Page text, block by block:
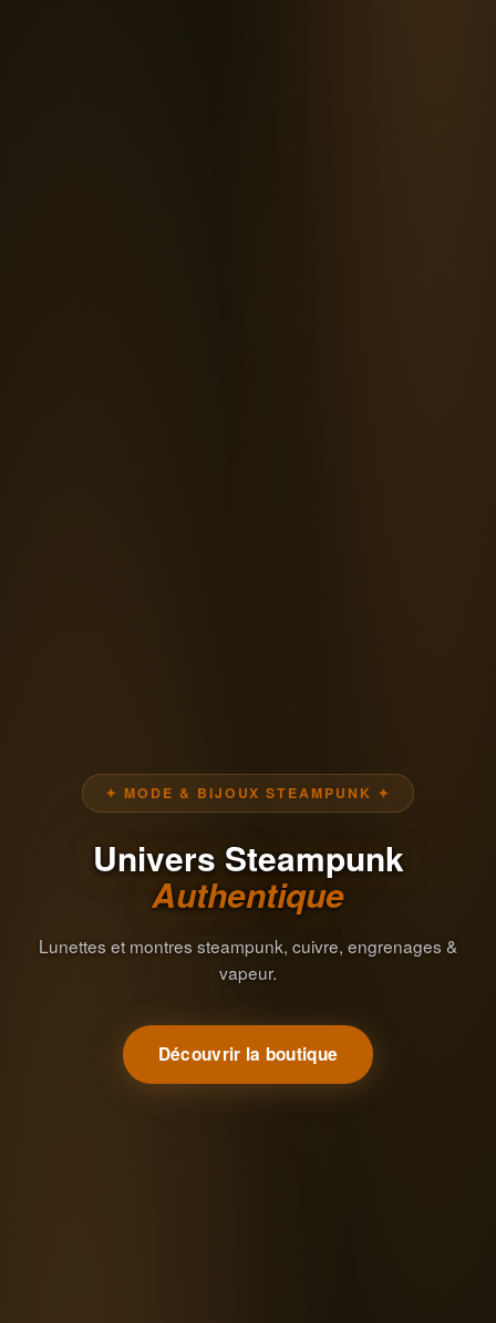
✦ MODE & BIJOUX STEAMPUNK ✦
Univers Steampunk
Authentique
Lunettes et montres steampunk, cuivre, engrenages &
vapeur.
Découvrir la boutique